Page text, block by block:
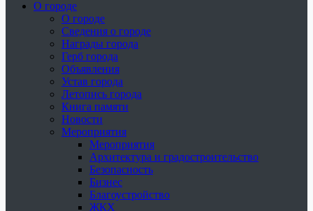
О городе
О городе
Сведения о городе
Награды города
Герб города
Объявления
Устав города
Летопись города
Книга памяти
Новости
Мероприятия
Мероприятия
Архитектура и градостроительство
Безопасность
Бизнес
Благоустройство
ЖКХ